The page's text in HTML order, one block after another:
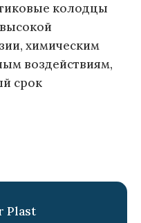
колодцы
химическим
воздействиям,
срок
Plast